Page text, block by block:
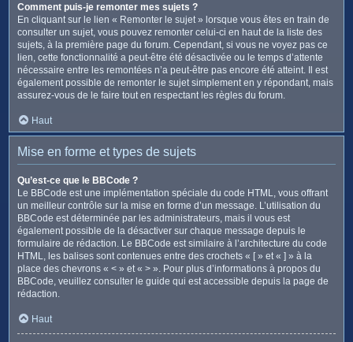
Comment puis-je remonter mes sujets ?
En cliquant sur le lien « Remonter le sujet » lorsque vous êtes en train de
consulter un sujet, vous pouvez remonter celui-ci en haut de la liste des
sujets, à la première page du forum. Cependant, si vous ne voyez pas ce
lien, cette fonctionnalité a peut-être été désactivée ou le temps d’attente
nécessaire entre les remontées n’a peut-être pas encore été atteint. Il est
également possible de remonter le sujet simplement en y répondant, mais
assurez-vous de le faire tout en respectant les règles du forum.
Haut
Mise en forme et types de sujets
Qu’est-ce que le BBCode ?
Le BBCode est une implémentation spéciale du code HTML, vous offrant
un meilleur contrôle sur la mise en forme d’un message. L’utilisation du
BBCode est déterminée par les administrateurs, mais il vous est
également possible de la désactiver sur chaque message depuis le
formulaire de rédaction. Le BBCode est similaire à l’architecture du code
HTML, les balises sont contenues entre des crochets « [ » et « ] » à la
place des chevrons « < » et « > ». Pour plus d’informations à propos du
BBCode, veuillez consulter le guide qui est accessible depuis la page de
rédaction.
Haut